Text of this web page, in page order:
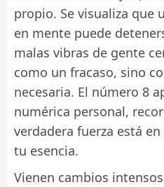
propio. Se visualiza que
en mente puede
malas vibras de gente
como un fracaso, sino
necesaria. El número 8
numérica personal,
verdadera fuerza está
tu esencia.
Vienen cambios